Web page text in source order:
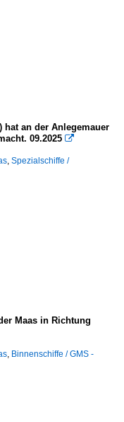
hat an der Anlegemauer
09.2025 
, Spezialschiffe /
Maas in Richtung
, Binnenschiffe / GMS -